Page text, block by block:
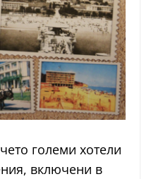
големи хотели
включени в